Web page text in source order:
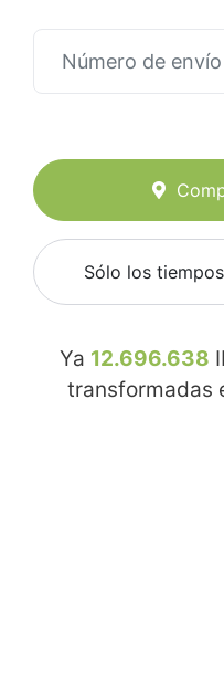
Sólo los
Ya 12.696.638
transformadas